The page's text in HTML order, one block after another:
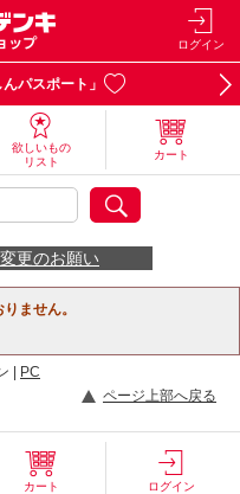
ログイン
パスポート」
欲しいもの
リスト
カート
更のお願い
ません。
|
PC
ページ上部へ戻る
カート ログイン